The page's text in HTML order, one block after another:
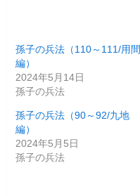
孫子の兵法（110～111/用間
編）
2024年5月14日
孫子の兵法
孫子の兵法（90～92/九地
編）
2024年5月5日
孫子の兵法